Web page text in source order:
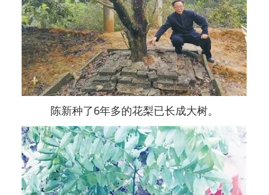
陈新种了6年多的花梨已长成大树。